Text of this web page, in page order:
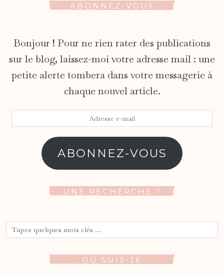
ABONNEZ-VOUS
Bonjour ! Pour ne rien rater des publications
sur le blog, laissez-moi votre adresse mail : une
petite alerte tombera dans votre messagerie à
chaque nouvel article.
ABONNEZ-VOUS
UNE RECHERCHE ?
OÙ SUIS-JE